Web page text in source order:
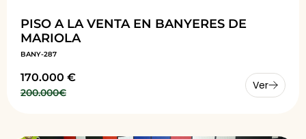
PISO A LA VENTA EN BANYERES DE
MARIOLA
BANY-287
170.000 €
200.000€
Ver